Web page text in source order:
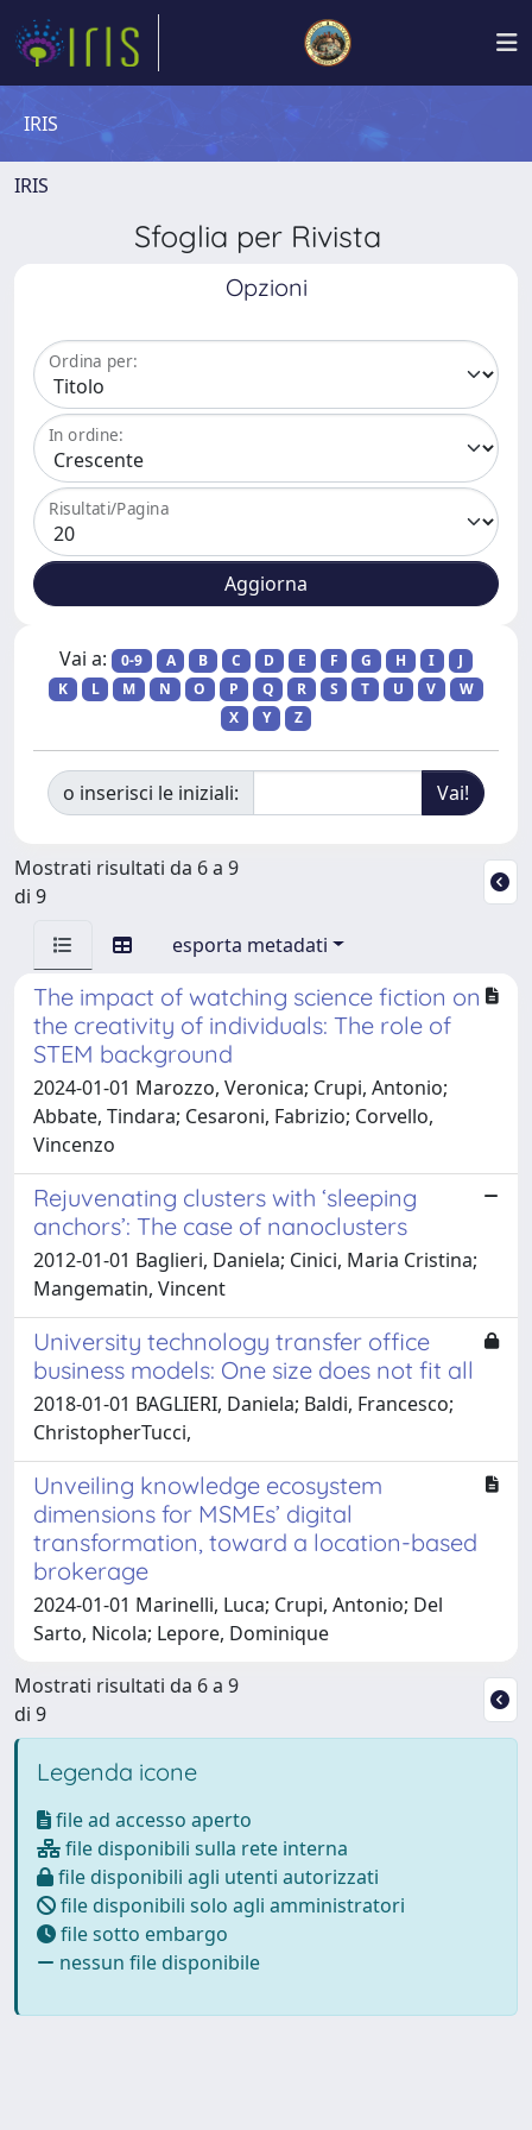
IRIS
IRIS
Sfoglia per Rivista
Opzioni
Ordina per:
In ordine:
Risultati/Pagina
Vai a: 0-9 A B C D E F G H I
J
K
L M N O P Q R S T U V
W
X
Y Z
o inserisci le iniziali:
Mostrati risultati da 6 a 9
di 9
esporta metadati
The impact of watching science fiction on
the creativity of individuals: The role of
STEM background
2024-01-01 Marozzo, Veronica; Crupi, Antonio;
Abbate, Tindara; Cesaroni, Fabrizio; Corvello,
Vincenzo
Rejuvenating clusters with ‘sleeping
anchors’: The case of nanoclusters
2012-01-01 Baglieri, Daniela; Cinici, Maria Cristina;
Mangematin, Vincent
University technology transfer office
business models: One size does not fit all
2018-01-01 BAGLIERI, Daniela; Baldi, Francesco;
ChristopherTucci,
Unveiling knowledge ecosystem
dimensions for MSMEs’ digital
transformation, toward a location-based
brokerage
2024-01-01 Marinelli, Luca; Crupi, Antonio; Del
Sarto, Nicola; Lepore, Dominique
Mostrati risultati da 6 a 9
di 9
Legenda icone
file ad accesso aperto
file disponibili sulla rete interna
file disponibili agli utenti autorizzati
file disponibili solo agli amministratori
file sotto embargo
nessun file disponibile